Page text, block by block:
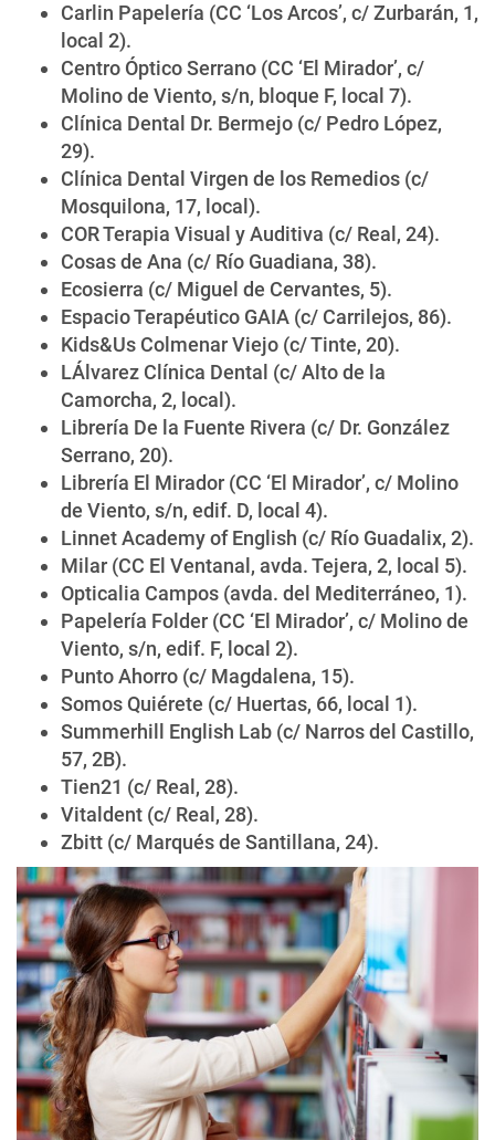
Carlin Papelería (CC ‘Los Arcos’, c/ Zurbarán, 1,
local 2).
Centro Óptico Serrano (CC ‘El Mirador’, c/
Molino de Viento, s/n, bloque F, local 7).
Clínica Dental Dr. Bermejo (c/ Pedro López,
29).
Clínica Dental Virgen de los Remedios (c/
Mosquilona, 17, local).
COR Terapia Visual y Auditiva (c/ Real, 24).
Cosas de Ana (c/ Río Guadiana, 38).
Ecosierra (c/ Miguel de Cervantes, 5).
Espacio Terapéutico GAIA (c/ Carrilejos, 86).
Kids&Us Colmenar Viejo (c/ Tinte, 20).
LÁlvarez Clínica Dental (c/ Alto de la
Camorcha, 2, local).
Librería De la Fuente Rivera (c/ Dr. González
Serrano, 20).
Librería El Mirador (CC ‘El Mirador’, c/ Molino
de Viento, s/n, edif. D, local 4).
Linnet Academy of English (c/ Río Guadalix, 2).
Milar (CC El Ventanal, avda. Tejera, 2, local 5).
Opticalia Campos (avda. del Mediterráneo, 1).
Papelería Folder (CC ‘El Mirador’, c/ Molino de
Viento, s/n, edif. F, local 2).
Punto Ahorro (c/ Magdalena, 15).
Somos Quiérete (c/ Huertas, 66, local 1).
Summerhill English Lab (c/ Narros del Castillo,
57, 2B).
Tien21 (c/ Real, 28).
Vitaldent (c/ Real, 28).
Zbitt (c/ Marqués de Santillana, 24).